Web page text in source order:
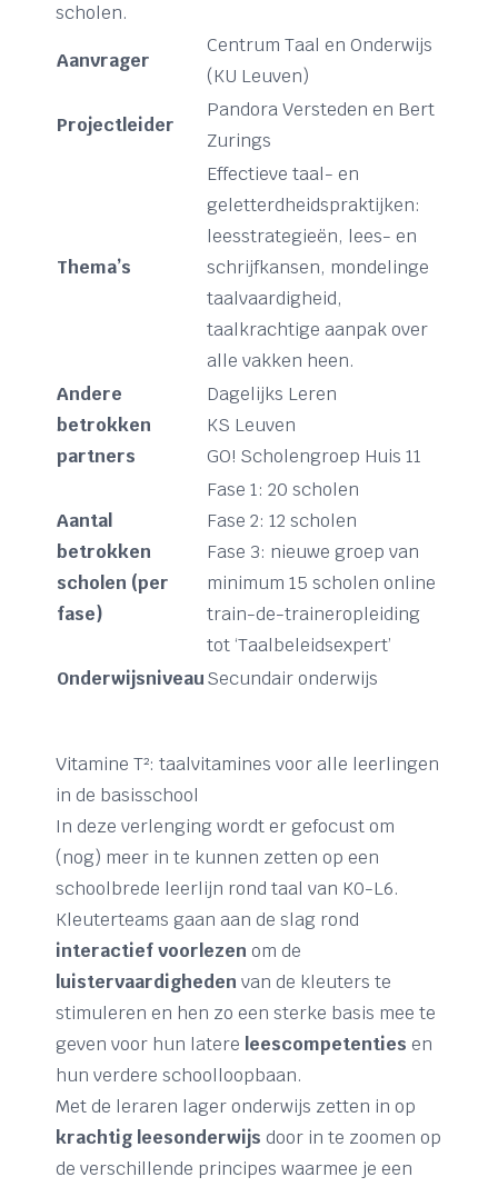
scholen.
Aanvrager
Centrum Taal en Onderwijs
(KU Leuven)
Projectleider
Pandora Versteden en Bert
Zurings
Thema’s
Effectieve taal- en
geletterdheidspraktijken:
leesstrategieën, lees- en
schrijfkansen, mondelinge
taalvaardigheid,
taalkrachtige aanpak over
alle vakken heen.
Andere
betrokken
partners
Dagelijks Leren
KS Leuven
GO! Scholengroep Huis 11
Aantal
betrokken
scholen (per
fase)
Fase 1: 20 scholen
Fase 2: 12 scholen
Fase 3: nieuwe groep van
minimum 15 scholen online
train-de-traineropleiding
tot ‘Taalbeleidsexpert’
OnderwijsniveauSecundair onderwijs
Vitamine T²: taalvitamines voor alle leerlingen
in de basisschool
In deze verlenging wordt er gefocust om
(nog) meer in te kunnen zetten op een
schoolbrede leerlijn rond taal van K0-L6.
Kleuterteams gaan aan de slag rond
interactief voorlezenom de
luistervaardighedenvan de kleuters te
stimuleren en hen zo een sterke basis mee te
geven voor hun latere leescompetenties en
hun verdere schoolloopbaan.
Met de leraren lager onderwijs zetten in op
krachtig leesonderwijs door in te zoomen op
de verschillende principes waarmee je een